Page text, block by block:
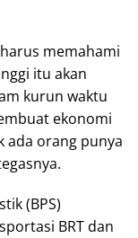
memahami
itu akan
kurun waktu
ekonomi
ada orang punya
(BPS)
BRT dan